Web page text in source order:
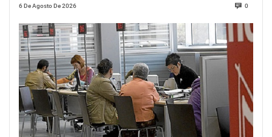
6 De Agosto De 2026 0